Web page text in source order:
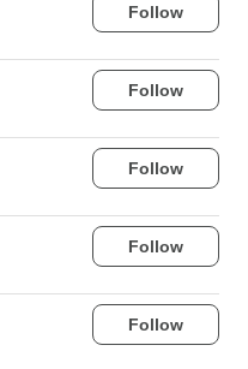
Follow
Follow
Follow
Follow
Follow